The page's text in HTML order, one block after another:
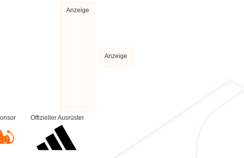
Anzeige
Offizieller Ausrüster
Anzeige